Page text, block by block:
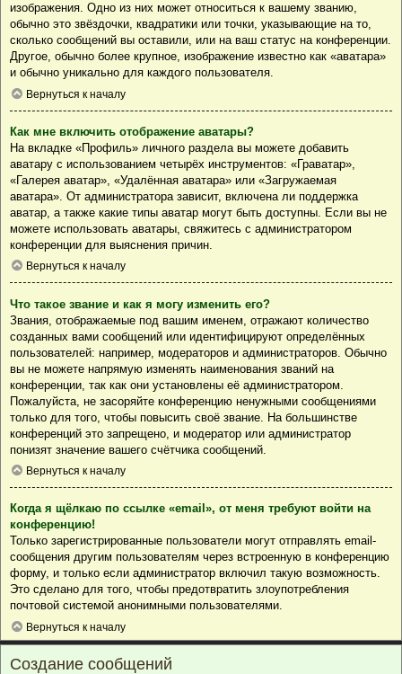
изображения. Одно из них может относиться к вашему званию,
обычно это звёздочки, квадратики или точки, указывающие на то,
сколько сообщений вы оставили, или на ваш статус на конференции.
Другое, обычно более крупное, изображение известно как «аватара»
и обычно уникально для каждого пользователя.
Вернуться к началу
Как мне включить отображение аватары?
На вкладке «Профиль» личного раздела вы можете добавить
аватару с использованием четырёх инструментов: «Граватар»,
«Галерея аватар», «Удалённая аватара» или «Загружаемая
аватара». От администратора зависит, включена ли поддержка
аватар, а также какие типы аватар могут быть доступны. Если вы не
можете использовать аватары, свяжитесь с администратором
конференции для выяснения причин.
Вернуться к началу
Что такое звание и как я могу изменить его?
Звания, отображаемые под вашим именем, отражают количество
созданных вами сообщений или идентифицируют определённых
пользователей: например, модераторов и администраторов. Обычно
вы не можете напрямую изменять наименования званий на
конференции, так как они установлены её администратором.
Пожалуйста, не засоряйте конференцию ненужными сообщениями
только для того, чтобы повысить своё звание. На большинстве
конференций это запрещено, и модератор или администратор
понизят значение вашего счётчика сообщений.
Вернуться к началу
Когда я щёлкаю по ссылке «email», от меня требуют войти на
конференцию!
Только зарегистрированные пользователи могут отправлять email-
сообщения другим пользователям через встроенную в конференцию
форму, и только если администратор включил такую возможность.
Это сделано для того, чтобы предотвратить злоупотребления
почтовой системой анонимными пользователями.
Вернуться к началу
Создание сообщений